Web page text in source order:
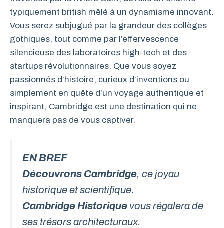
typiquement british mêlé à un dynamisme innovant.
Vous serez subjugué par la grandeur des collèges
gothiques, tout comme par l’effervescence
silencieuse des laboratoires high-tech et des
startups révolutionnaires. Que vous soyez
passionnés d’histoire, curieux d’inventions ou
simplement en quête d’un voyage authentique et
inspirant, Cambridge est une destination qui ne
manquera pas de vous captiver.
EN BREF
Découvrons Cambridge, ce joyau
historique et scientifique.
Cambridge Historique vous régalera de
ses trésors architecturaux.